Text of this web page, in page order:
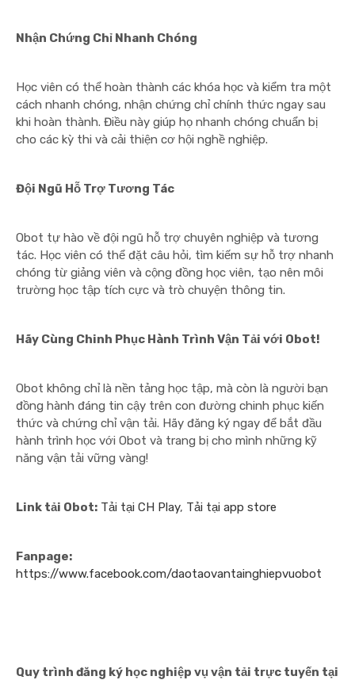
Nhận Chứng Chỉ Nhanh Chóng
Học viên có thể hoàn thành các khóa học và kiểm tra một
cách nhanh chóng, nhận chứng chỉ chính thức ngay sau
khi hoàn thành. Điều này giúp họ nhanh chóng chuẩn bị
cho các kỳ thi và cải thiện cơ hội nghề nghiệp.
Đội Ngũ Hỗ Trợ Tương Tác
Obot tự hào về đội ngũ hỗ trợ chuyên nghiệp và tương
tác. Học viên có thể đặt câu hỏi, tìm kiếm sự hỗ trợ nhanh
chóng từ giảng viên và cộng đồng học viên, tạo nên môi
trường học tập tích cực và trò chuyện thông tin.
Hãy Cùng Chinh Phục Hành Trình Vận Tải với Obot!
Obot không chỉ là nền tảng học tập, mà còn là người bạn
đồng hành đáng tin cậy trên con đường chinh phục kiến
thức và chứng chỉ vận tải. Hãy đăng ký ngay để bắt đầu
hành trình học với Obot và trang bị cho mình những kỹ
năng vận tải vững vàng!
Link tải Obot: Tải tại CH Play, Tải tại app store
Fanpage:
https://www.facebook.com/daotaovantainghiepvuobot
Quy trình đăng ký học nghiệp vụ vận tải trực tuyến tại